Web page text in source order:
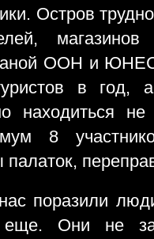
Остров
ООН и
в год,
находиться
8
поразили
еще. Они не